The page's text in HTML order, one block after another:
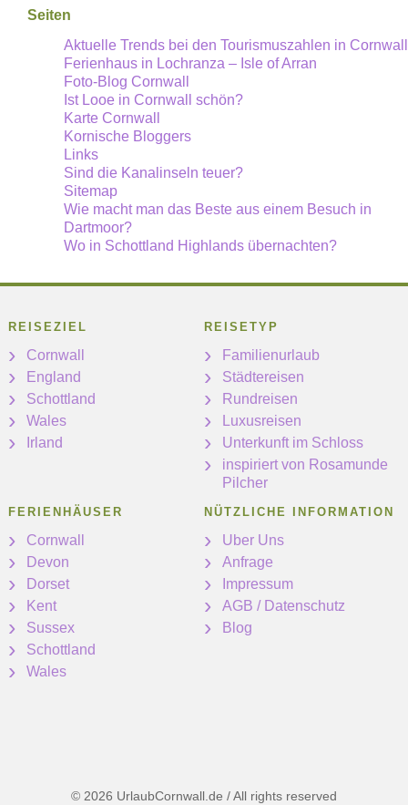
Seiten
Aktuelle Trends bei den Tourismuszahlen in Cornwall
Ferienhaus in Lochranza – Isle of Arran
Foto-Blog Cornwall
Ist Looe in Cornwall schön?
Karte Cornwall
Kornische Bloggers
Links
Sind die Kanalinseln teuer?
Sitemap
Wie macht man das Beste aus einem Besuch in
Dartmoor?
Wo in Schottland Highlands übernachten?
REISEZIEL
Cornwall
England
Schottland
Wales
Irland
REISETYP
Familienurlaub
Städtereisen
Rundreisen
Luxusreisen
Unterkunft im Schloss
inspiriert von Rosamunde
Pilcher
FERIENHÄUSER
Cornwall
Devon
Dorset
Kent
Sussex
Schottland
Wales
NÜTZLICHE INFORMATION
Uber Uns
Anfrage
Impressum
AGB / Datenschutz
Blog
© 2026 UrlaubCornwall.de / All rights reserved